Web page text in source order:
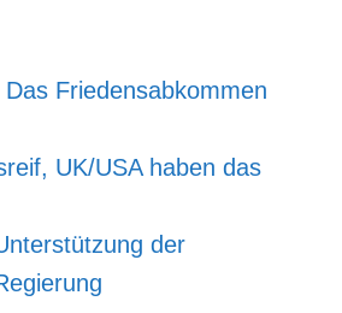
Das Friedensabkommen
UK/USA haben das
der